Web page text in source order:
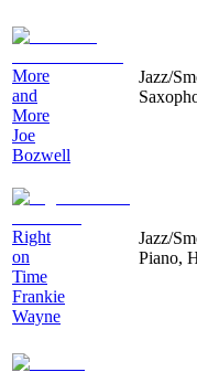
More
and
More
Joe
Bozwell
Jazz/
Right
on
Time
Frankie
Wayne
Jazz/
Piano,